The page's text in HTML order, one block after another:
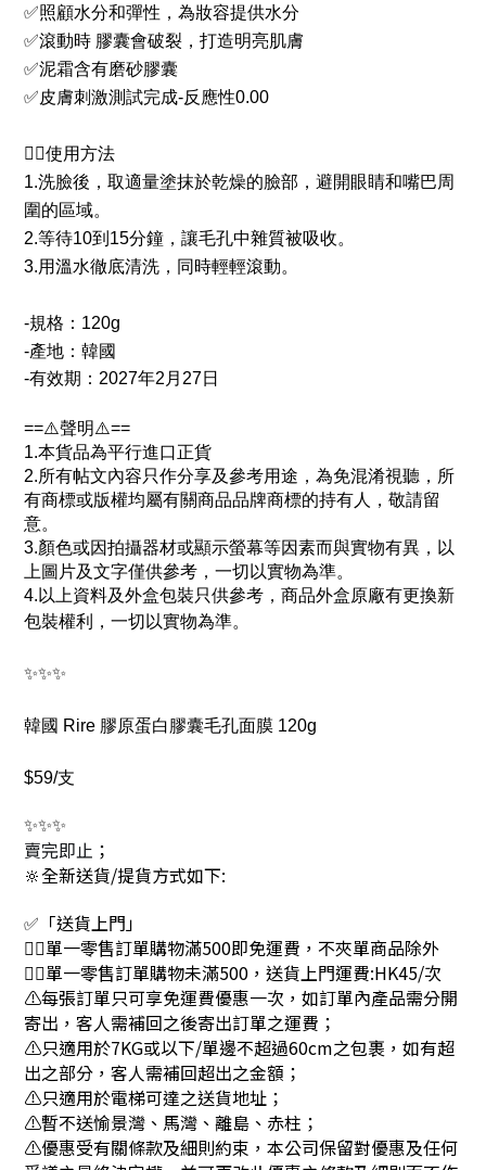
✅照顧水分和彈性，為妝容提供水分
✅滾動時 膠囊會破裂，打造明亮肌膚
✅泥霜含有磨砂膠囊
✅皮膚刺激測試完成-反應性0.00
👉🏻使用方法
1.洗臉後，取適量塗抹於乾燥的臉部，避開眼睛和嘴巴周
圍的區域。
2.等待10到15分鐘，讓毛孔中雜質被吸收。
3.用溫水徹底清洗，同時輕輕滾動。
-規格：120g
-產地：韓國
-有效期 ：2027年2月27日
==⚠️聲明⚠️==
1.本貨品為平行進口正貨
2.所有帖文內容只作分享及參考用途，為免混淆視聽，所
有商標或版權均屬有關商品品牌商標的持有人，敬請留
意。
3.顏色或因拍攝器材或顯示螢幕等因素而與實物有異，以
上圖片及文字僅供參考，一切以實物為準。
4.以上資料及外盒包裝只供參考，商品外盒原廠有更換新
包裝權利，一切以實物為準。
✨✨✨
韓國 Rire 膠原蛋白膠囊毛孔面膜 120g
$59/支
✨✨✨
賣完即止 ；
🔆全新送貨/提貨方式如下:
✅「送貨上門」
👉🏻單一零售訂單購物滿500即免運費，不夾單商品除外
👉🏻單一零售訂單購物未滿500，送貨上門運費:HK45/次
⚠每張訂單只可享免運費優惠一次，如訂單內產品需分開
寄出，客人需補回之後寄出訂單之運費；
⚠只適用於7KG或以下/單邊不超過60cm之包裹，如有超
出之部分，客人需補回超出之金額；
⚠只適用於電梯可達之送貨地址；
⚠暫不送愉景灣、馬灣、離島、赤柱；
⚠優惠受有關條款及細則約束，本公司保留對優惠及任何